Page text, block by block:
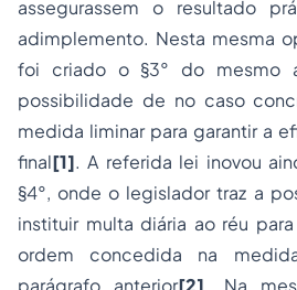
assegurassem o resultado
adimplemento. Nesta mesma
foi criado o §3° do mesmo
possibilidade de no caso
medida liminar para garantir a
final[1]. A referida lei inovou
§4°, onde o legislador traz a
instituir multa diária ao réu
ordem concedida na
parágrafo anterior[2] . Na